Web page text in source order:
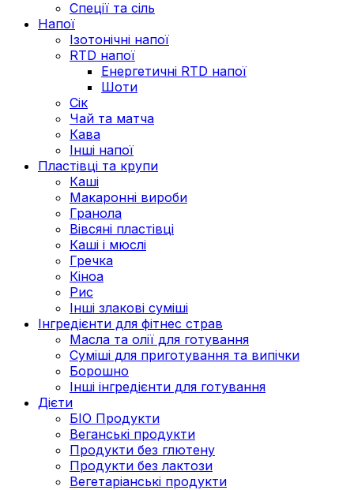
Спеції та сіль
Напої
Ізотонічні напої
RTD напої
Енергетичні RTD напої
Шоти
Сік
Чай та матча
Кава
Інші напої
Пластівці та крупи
Каші
Макаронні вироби
Гранола
Вівсяні пластівці
Каші і мюслі
Гречка
Кіноа
Рис
Інші злакові суміші
Інгредієнти для фітнес страв
Масла та олії для готування
Суміші для приготування та випічки
Борошно
Інші інгредієнти для готування
Дієти
БІО Продукти
Веганські продукти
Продукти без глютену
Продукти без лактози
Вегетаріанські продукти